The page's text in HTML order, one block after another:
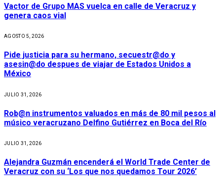
Vactor de Grupo MAS vuelca en calle de Veracruz y
genera caos vial
AGOSTO 5, 2026
Pide justicia para su hermano, secuestr@do y
asesin@do despues de viajar de Estados Unidos a
México
JULIO 31, 2026
Rob@n instrumentos valuados en más de 80 mil pesos al
músico veracruzano Delfino Gutiérrez en Boca del Río
JULIO 31, 2026
Alejandra Guzmán encenderá el World Trade Center de
Veracruz con su ‘Los que nos quedamos Tour 2026’